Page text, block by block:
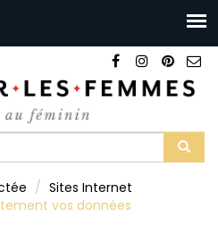
Sites Internet
vos données